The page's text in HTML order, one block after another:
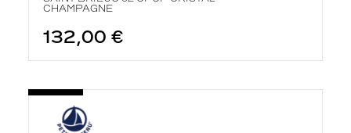
CHAMPAGNE
132,00 €